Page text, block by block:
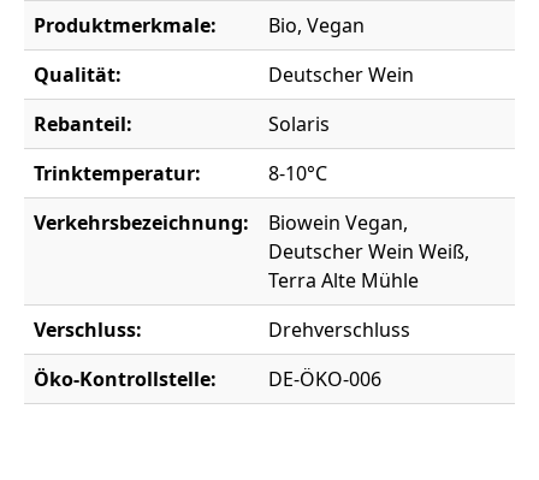
Produktmerkmale:
Bio, Vegan
Qualität:
Deutscher Wein
Rebanteil:
Solaris
Trinktemperatur:
8-10°C
Verkehrsbezeichnung:
Biowein Vegan,
Deutscher Wein Weiß,
Terra Alte Mühle
Verschluss:
Drehverschluss
Öko-Kontrollstelle:
DE-ÖKO-006